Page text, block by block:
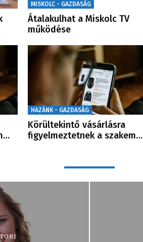
MISKOLC - GAZDASÁG
Átalakulhat a Miskolc TV
működése
HAZÁNK - GAZDASÁG
Körültekintő vásárlásra
figyelmeztetnek a szakem…